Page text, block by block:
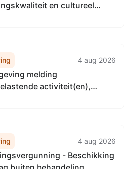
en cultureel
4 aug 2026
melding
activiteit(en),
4 aug 2026
- Beschikking
buiten behandeling